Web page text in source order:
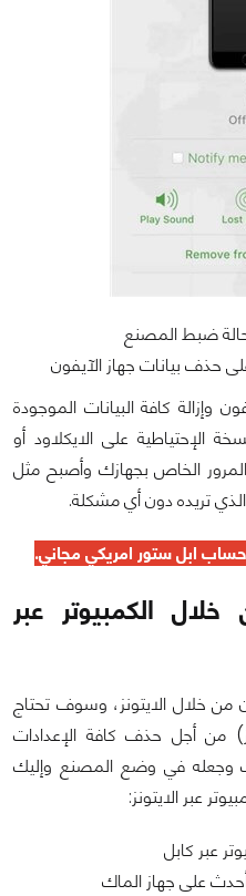
ضبط المصنع
حذف بيانات جهاز الآيفون
كافة البيانات الموجودة
الإحتياطية على الايكلاود أو
المرور الخاص بجهازك وأصبح مثل
تريده دون أي مشكلة.
حساب ابل ستور امريكي مجاني.
الكمبيوتر عبر
من خلال الايتونز، وسوف تحتاج
من أجل حذف كافة الإعدادات
وجعله في وضع المصنع وإليك
عبر الايتونز:
عبر كابل